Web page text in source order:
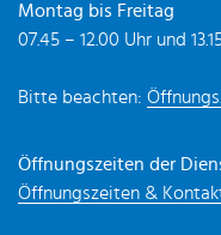
Montag bis Freitag
07.45 – 12.00 Uhr und
Bitte beachten:
Öffnungszeiten der
Öffnungszeiten &